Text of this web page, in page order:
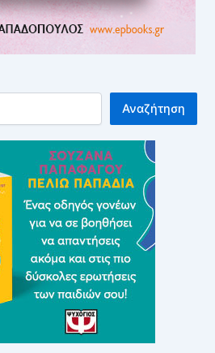
Αναζήτηση